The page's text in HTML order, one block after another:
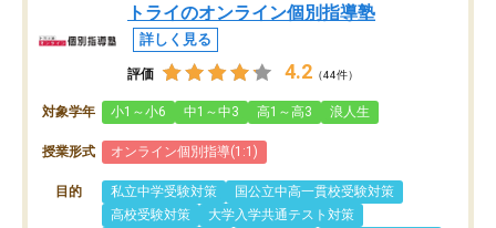
トライのオンライン個別指導塾
詳しく見る
評価 4.2 （44件）
対象学年 小1～小6 中1～中3 高1～高3 浪人生
授業形式 オンライン個別指導(1:1)
目的 私立中学受験対策
国公立中高一貫校受験対策
高校受験対策
大学入学共通テスト対策